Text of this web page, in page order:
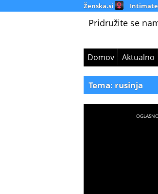
Ženska.si
Pridružite se
Domov Aktualno
Tema: rusinja